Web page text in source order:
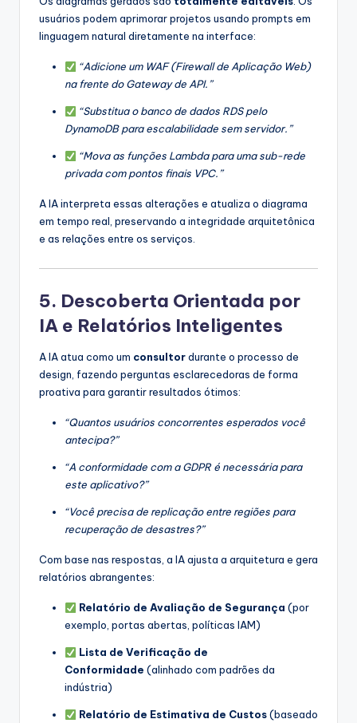
usuários podem aprimorar projetos usando prompts em
linguagem natural diretamente na interface:
“Adicione um WAF (Firewall de Aplicação Web)
na frente do Gateway de API.”
“Substitua o banco de dados RDS pelo
DynamoDB para escalabilidade sem servidor.”
“Mova as funções Lambda para uma sub-rede
privada com pontos finais VPC.”
A IA interpreta essas alterações e atualiza o diagrama
em tempo real, preservando a integridade arquitetônica
e as relações entre os serviços.
5. Descoberta Orientada por
IA e Relatórios Inteligentes
A IA atua como um consultordurante o processo de
design, fazendo perguntas esclarecedoras de forma
proativa para garantir resultados ótimos:
“Quantos usuários concorrentes esperados você
antecipa?”
“A conformidade com a GDPR é necessária para
este aplicativo?”
“Você precisa de replicação entre regiões para
recuperação de desastres?”
Com base nas respostas, a IA ajusta a arquitetura e gera
relatórios abrangentes:
Relatório de Avaliação de Segurança (por
exemplo, portas abertas, políticas IAM)
Lista de Verificação de
Conformidade (alinhado com padrões da
indústria)
Relatório de Estimativa de Custos(baseado